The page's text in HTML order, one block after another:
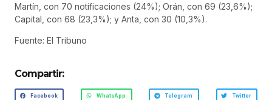
Martín, con 70 notificaciones (24%); Orán, con 69 (23,6%);
Capital, con 68 (23,3%); y Anta, con 30 (10,3%).
Fuente: El Tribuno
Compartir:
Facebook WhatsApp Telegram Twitter